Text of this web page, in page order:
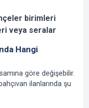
birimleri
veya seralar
Hangi
göre değişebilir.
ilanlarında şu